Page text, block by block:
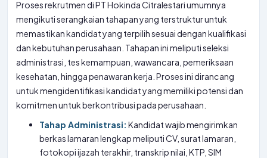
Proses rekrutmen di PT Hokinda Citralestari umumnya
mengikuti serangkaian tahapan yang terstruktur untuk
memastikan kandidat yang terpilih sesuai dengan kualifikasi
dan kebutuhan perusahaan. Tahapan ini meliputi seleksi
administrasi, tes kemampuan, wawancara, pemeriksaan
kesehatan, hingga penawaran kerja. Proses ini dirancang
untuk mengidentifikasi kandidat yang memiliki potensi dan
komitmen untuk berkontribusi pada perusahaan.
Tahap Administrasi: Kandidat wajib mengirimkan
berkas lamaran lengkap meliputi CV, surat lamaran,
fotokopi ijazah terakhir, transkrip nilai, KTP, SIM